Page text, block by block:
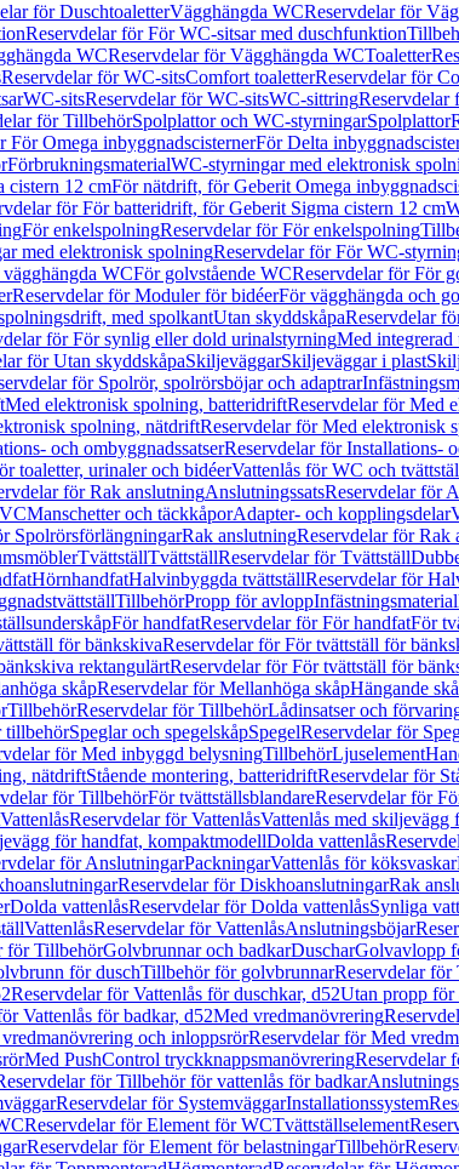
för DuschtoaletterVägghängda WCReservdelar för
Reservdelar för För WC-sitsar med duschfunktion
WCReservdelar för Vägghängda WCToaletter
Reservdelar för WC-sitsComfort toaletterReservdelar för
WC-sitsReservdelar för WC-sitsWC-sittringReservdelar
för TillbehörSpolplattor och WC-styrningarSpolplattor
För Omega inbyggnadscisternerFör Delta
FörbrukningsmaterialWC-styrningar med elektronisk
cistern 12 cmFör nätdrift, för Geberit Omega
för För batteridrift, för Geberit Sigma cistern 12 cm
För enkelspolningReservdelar för För enkelspolning
med elektronisk spolningReservdelar för För WC-
WCFör golvstående WCReservdelar för För
Reservdelar för Moduler för bidéerFör vägghängda och
med spolkantUtan skyddskåpaReservdelar
för För synlig eller dold urinalstyrningMed
för Utan skyddskåpaSkiljeväggarSkiljeväggar i plast
för Spolrör, spolrörsböjar och adaptrar
Med elektronisk spolning, batteridriftReservdelar för Med
spolning, nätdriftReservdelar för Med elektronisk
och ombyggnadssatserReservdelar för Installations-
toaletter, urinaler och bidéerVattenlås för WC och
för Rak anslutningAnslutningssatsReservdelar för
Manschetter och täckkåporAdapter- och kopplingsdelar
SpolrörsförlängningarRak anslutningReservdelar för Rak
TvättställTvättställReservdelar för Tvättställ
HörnhandfatHalvinbyggda tvättställReservdelar för
TillbehörPropp för avloppInfästningsmaterial
För handfatReservdelar för För handfatFör
för bänkskivaReservdelar för För tvättställ för
rektangulärtReservdelar för För tvättställ för
skåpReservdelar för Mellanhöga skåpHängande
TillbehörReservdelar för TillbehörLådinsatser och
tillbehörSpeglar och spegelskåpSpegelReservdelar för
för Med inbyggd belysningTillbehörLjuselement
nätdriftStående montering, batteridriftReservdelar för
för TillbehörFör tvättställsblandareReservdelar för
VattenlåsReservdelar för VattenlåsVattenlås med skiljevägg
för handfat, kompaktmodellDolda vattenlås
för AnslutningarPackningarVattenlås för köksvaskar
Reservdelar för DiskhoanslutningarRak
Dolda vattenlåsReservdelar för Dolda vattenlåsSynliga
VattenlåsReservdelar för VattenlåsAnslutningsböjar
för TillbehörGolvbrunnar och badkarDuscharGolvavlopp
för duschTillbehör för golvbrunnarReservdelar
Reservdelar för Vattenlås för duschkar, d52Utan propp för
Vattenlås för badkar, d52Med vredmanövrering
och inloppsrörReservdelar för Med
Med PushControl tryckknappsmanövreringReservdelar
för Tillbehör för vattenlås för badkar
Reservdelar för SystemväggarInstallationssystem
Reservdelar för Element för WCTvättställselement
Reservdelar för Element för belastningarTillbehör